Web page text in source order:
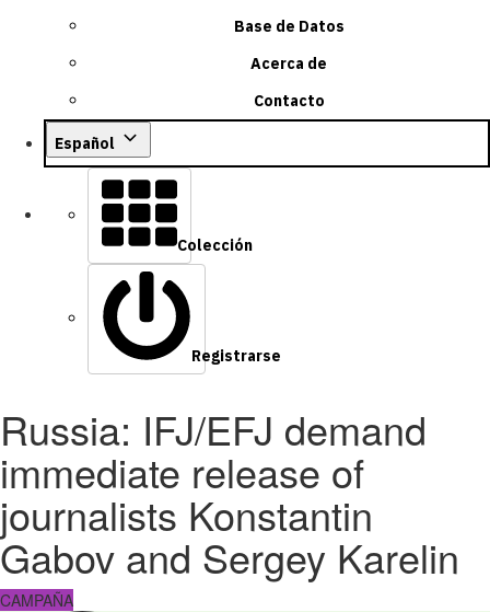
Base de Datos
Acerca de
Contacto
Español
Colección
Registrarse
Russia: IFJ/EFJ demand
immediate release of
journalists Konstantin
Gabov and Sergey Karelin
CAMPAÑA